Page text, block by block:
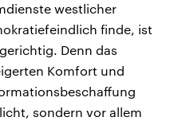
westlicher
finde, ist
Denn das
Komfort und
sondern vor allem